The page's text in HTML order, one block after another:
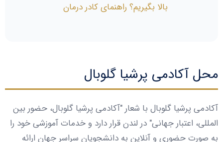
بالا بگیریم؟ راهنمای کادر درمان
محل آکادمی پرشیا گلوبال
آکادمی پرشیا گلوبال با شعار "آکادمی پرشیا گلوبال، حضور بین
المللی، اعتبار جهانی" در لندن قرار دارد و خدمات آموزشی خود را
به صورت حضوری و آنلاین به دانشجویان سراسر جهان ارائه